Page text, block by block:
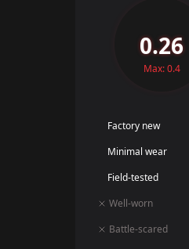
0.26
Max: 0.4
Factory new
Minimal wear
Field-tested
Well-worn
Battle-scared